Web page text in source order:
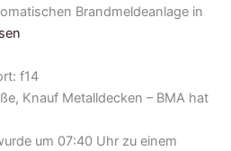
Brandmeldeanlage in
f14
Knauf Metalldecken – BMA hat
um 07:40 Uhr zu einem